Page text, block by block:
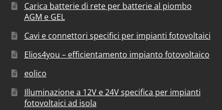
Carica batterie di rete per batterie al piombo
AGM e GEL
Cavi e connettori specifici per impianti fotovoltaici
Elios4you – efficientamento impianto fotovoltaico
eolico
Illuminazione a 12V e 24V specifica per impianti
fotovoltaici ad isola